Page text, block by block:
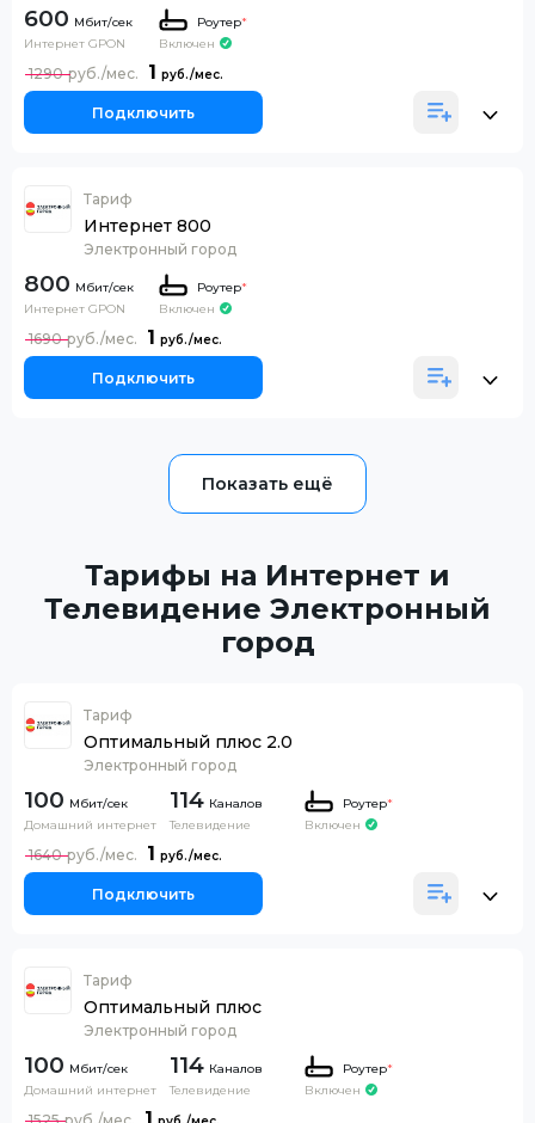
600
Интернет GPON
Роутер*
Включен
1
1290
Подключить
Тариф
Интернет 800
Электронный город
800
Интернет GPON
Роутер*
Включен
1
1690
Подключить
Тарифы на Интернет и
Телевидение Электронный
город
Тариф
Оптимальный плюс 2.0
Электронный город
100
Домашний интернет
114 Каналов
Телевидение
Роутер*
Включен
1
1640
Подключить
Тариф
Оптимальный плюс
Электронный город
100
Домашний интернет
114 Каналов
Телевидение
Роутер*
Включен